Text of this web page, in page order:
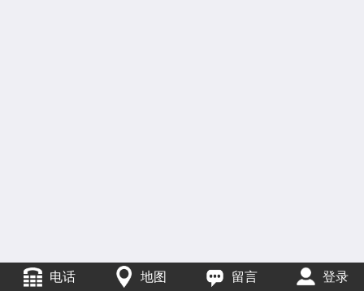
电话 地图 留言 登录